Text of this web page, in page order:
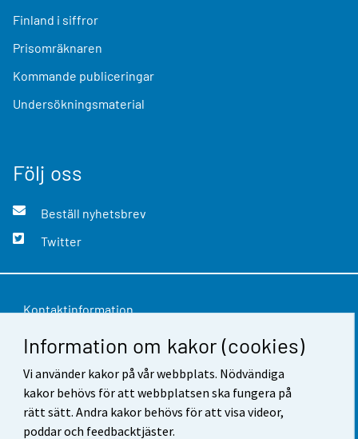
Information om kakor (cookies)
Vi använder kakor på vår webbplats. Nödvändiga
kakor behövs för att webbplatsen ska fungera på
rätt sätt. Andra kakor behövs för att visa videor,
poddar och feedbacktjäster.
Finland i siffror
Prisomräknaren
Kommande publiceringar
Undersökningsmaterial
Följ oss
Beställ nyhetsbrev
Twitter
Kontaktinformation
Respons
Användarvillkor
Dataskydd